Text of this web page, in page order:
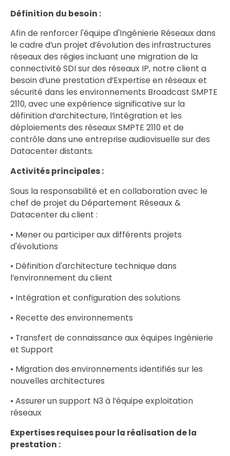
Définition du besoin :
Afin de renforcer l'équipe d'Ingénierie Réseaux dans
le cadre d’un projet d’évolution des infrastructures
réseaux des régies incluant une migration de la
connectivité SDI sur des réseaux IP, notre client a
besoin d’une prestation d’Expertise en réseaux et
sécurité dans les environnements Broadcast SMPTE
2110, avec une expérience significative sur la
définition d’architecture, l’intégration et les
déploiements des réseaux SMPTE 2110 et de
contrôle dans une entreprise audiovisuelle sur des
Datacenter distants.
Activités principales :
Sous la responsabilité et en collaboration avec le
chef de projet du Département Réseaux &
Datacenter du client :
• Mener ou participer aux différents projets
d'évolutions
• Définition d'architecture technique dans
l’environnement du client
• Intégration et configuration des solutions
• Recette des environnements
• Transfert de connaissance aux équipes Ingénierie
et Support
• Migration des environnements identifiés sur les
nouvelles architectures
• Assurer un support N3 à l’équipe exploitation
réseaux
Expertises requises pour la réalisation de la
prestation :